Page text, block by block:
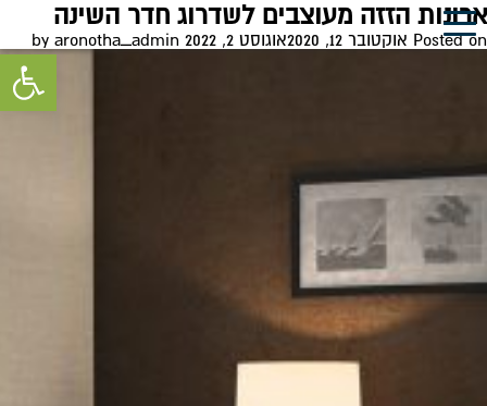
פתח
חודש:אוקטובר 2020
ארונות הזזה מעוצבים לשדרוג חדר השינה
Posted on אוקטובר 12, 2020 אוגוסט 2, 2022 aronotha_admin